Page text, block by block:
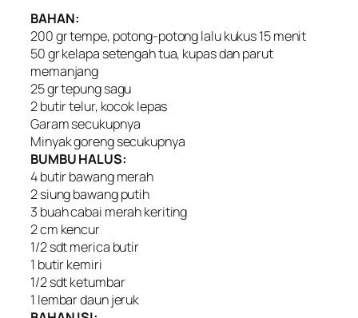
BAHAN:
200 gr tempe, potong-potong lalu kukus 15 menit
50 gr kelapa setengah tua, kupas dan parut
memanjang
25 gr tepung sagu
2 butir telur, kocok lepas
Garam secukupnya
Minyak goreng secukupnya
BUMBU HALUS:
4 butir bawang merah
2 siung bawang putih
3 buah cabai merah keriting
2 cm kencur
1/2 sdt merica butir
1 butir kemiri
1/2 sdt ketumbar
1 lembar daun jeruk